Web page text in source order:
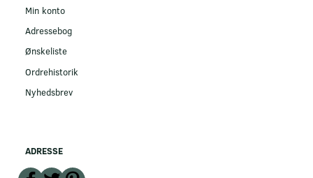
Min konto
Adressebog
Ønskeliste
Ordrehistorik
Nyhedsbrev
ADRESSE